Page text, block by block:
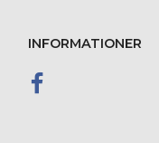
INFORMATIONER